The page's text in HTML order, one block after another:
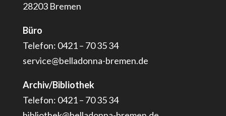
28203 Bremen
Büro
Telefon: 0421 – 70 35 34
service@belladonna-bremen.de
Archiv/Bibliothek
Telefon: 0421 – 70 35 34